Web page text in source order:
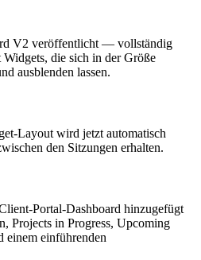
V2 veröffentlicht — vollständig
Widgets, die sich in der Größe
ausblenden lassen.
Layout wird jetzt automatisch
den Sitzungen erhalten.
Portal-Dashboard hinzugefügt
Projects in Progress, Upcoming
einem einführenden